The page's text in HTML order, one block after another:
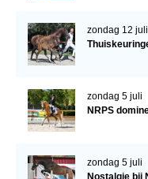
Dekhengsten
HENGSTEN
Hengstenselectie
zondag 12 juli
zondag 5 juli
NRPS
zondag 5 juli
Nostalgie bij